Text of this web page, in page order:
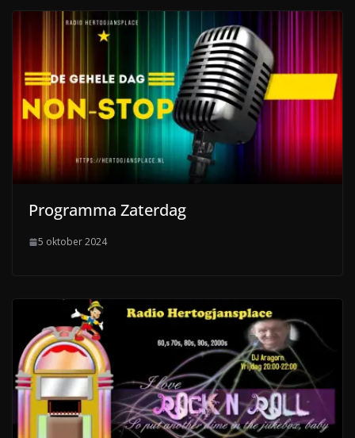
Programma Zaterdag
5 oktober 2024